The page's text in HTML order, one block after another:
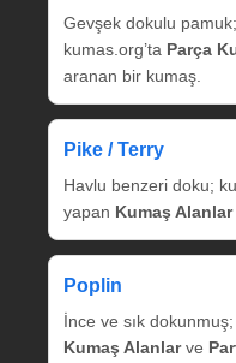
Gevşek dokulu
kumas.org’ta Parça
aranan bir kumaş.
Pike / Terry
Havlu benzeri doku;
yapan Kumaş Alanlar
Poplin
İnce ve sık
Kumaş Alanlarve